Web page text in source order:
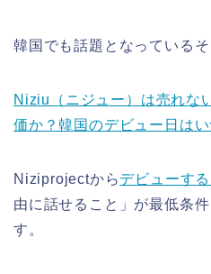
韓国でも話題となっているそ
Niziu（ニジュー）は売れな
価か？韓国のデビュー日はい
Niziprojectからデビューす
由に話せること」が最低条
す。